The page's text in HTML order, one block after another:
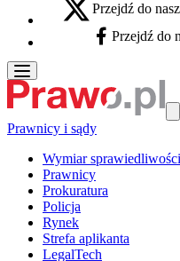
X - otwiera się w nowej
Przejdź do
Facebook - otwiera
Przejdź do
Prawnicy i sądy
Wymiar sprawiedliwości
Prawnicy
Prokuratura
Policja
Rynek
Strefa aplikanta
LegalTech